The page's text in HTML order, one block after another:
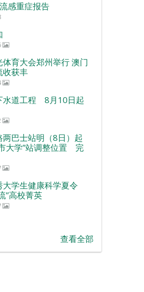
感重症报告
育大会郑州举行 澳门
收获丰
水道工程 8月10日起
巴士站明（8日）起
大学”站调整位置 完
学生健康科学夏令
”高校菁英
查看全部